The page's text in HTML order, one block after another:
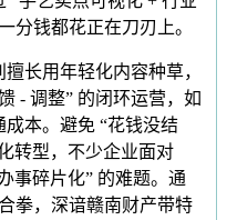
分钱都花正在刀刃上。
长用年轻化内容种草，
- 调整” 的闭环运营，如
本。避免 “花钱没结
转型，不少企业面对
事碎片化” 的难题。通
拳，深谙赣南财产带特